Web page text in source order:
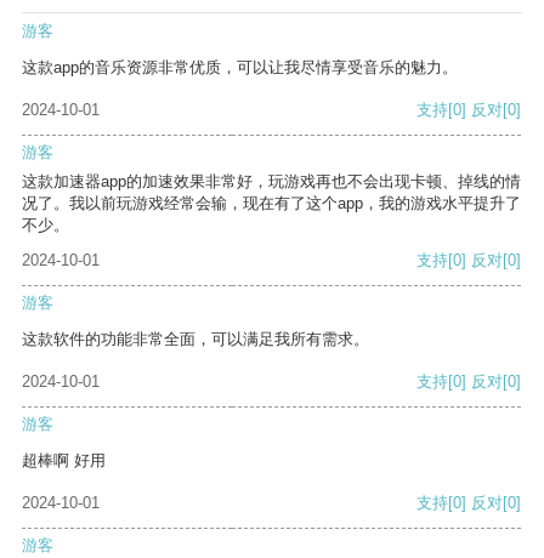
游客
这款app的音乐资源非常优质，可以让我尽情享受音乐的魅力。
2024-10-01 支持[0] 反对[0]
游客
这款加速器app的加速效果非常好，玩游戏再也不会出现卡顿、掉线的情
况了。我以前玩游戏经常会输，现在有了这个app，我的游戏水平提升了
不少。
2024-10-01
支持[0] 反对[0]
游客
这款软件的功能非常全面，可以满足我所有需求。
2024-10-01 支持[0] 反对[0]
游客
超棒啊 好用
2024-10-01 支持[0] 反对[0]
游客